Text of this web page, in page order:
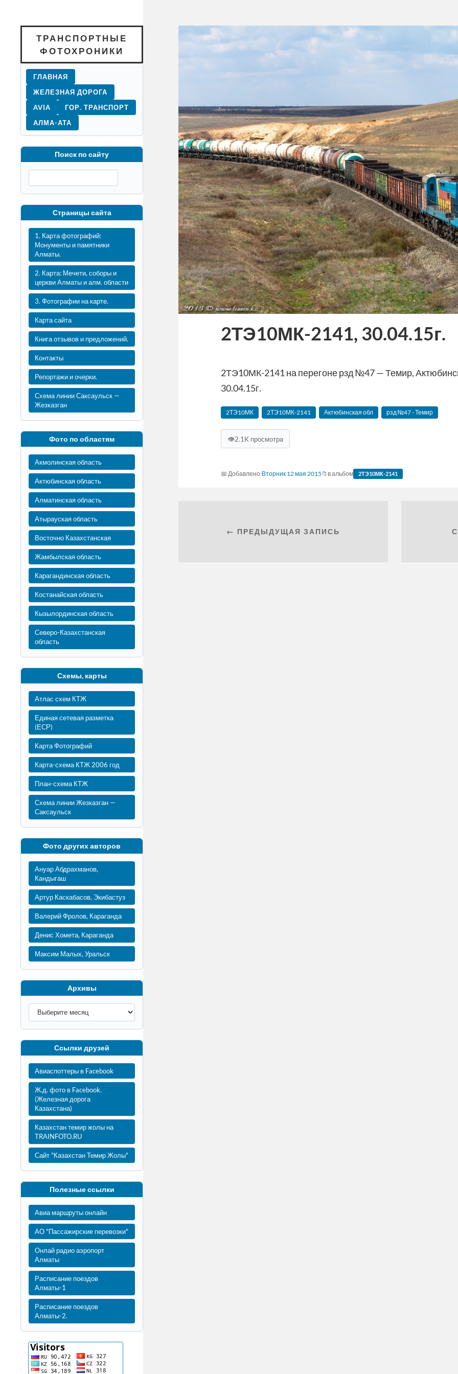
ТРАНСПОРТНЫЕ
ФОТОХРОНИКИ
ГЛАВНАЯ
ЖЕЛЕЗНАЯ ДОРОГА
AVIA
ГОР. ТРАНСПОРТ
АЛМА-АТА
Поиск по сайту
Страницы сайта
1. Карта фотографий:
Монументы и памятники
Алматы.
2. Карта: Мечети, соборы и
церкви Алматы и алм. области
3. Фотографии на карте.
Карта сайта
Книга отзывов и предложений.
Контакты
Репортажи и очерки.
Схема линии Саксаульск —
Жезказган
Фото по областям
Акмолинская область
Актюбинская область
Алматинская область
Атырауская область
Восточно Казахстанская
Жамбылская область
Карагандинская область
Костанайская область
Кызылординская область
Северо-Казахстанская
область
Схемы, карты
Атлас схем КТЖ
Единая сетевая разметка
(ЕСР)
Карта Фотографий
Карта-схема КТЖ 2006 год
План-схема КТЖ
Схема линии Жезказган —
Саксаульск
Фото других авторов
Ануар Абдрахманов,
Кандыгаш
Артур Каскабасов, Экибастуз
Валерий Фролов, Караганда
Денис Хомета, Караганда
Максим Малых, Уральск
Архивы
Ссылки друзей
Авиаспоттеры в Facebook
Ж.д. фото в Facebook.
(Железная дорога
Казахстана)
Казахстан темир жолы на
TRAINFOTO.RU
Сайт "Казахстан Темир Жолы"
Полезные ссылки
Авиа маршруты онлайн
АО "Пассажирские перевозки"
Онлай радио аэропорт
Алматы
Расписание поездов
Алматы-1
Расписание поездов
Алматы-2.
2ТЭ10МК-2141, 30.04.15г.
2ТЭ10МК-2141 на перегоне рзд №47 — Темир,
30.04.15г.
2ТЭ10МК 2ТЭ10МК-2141 Актюбинская обл рзд №47 - Темир
👁2.1K просмотра
Вторник 12 мая 2015 в альбом 2ТЭ10МК-2141
← ПРЕДЫДУЩАЯ ЗАПИСЬ